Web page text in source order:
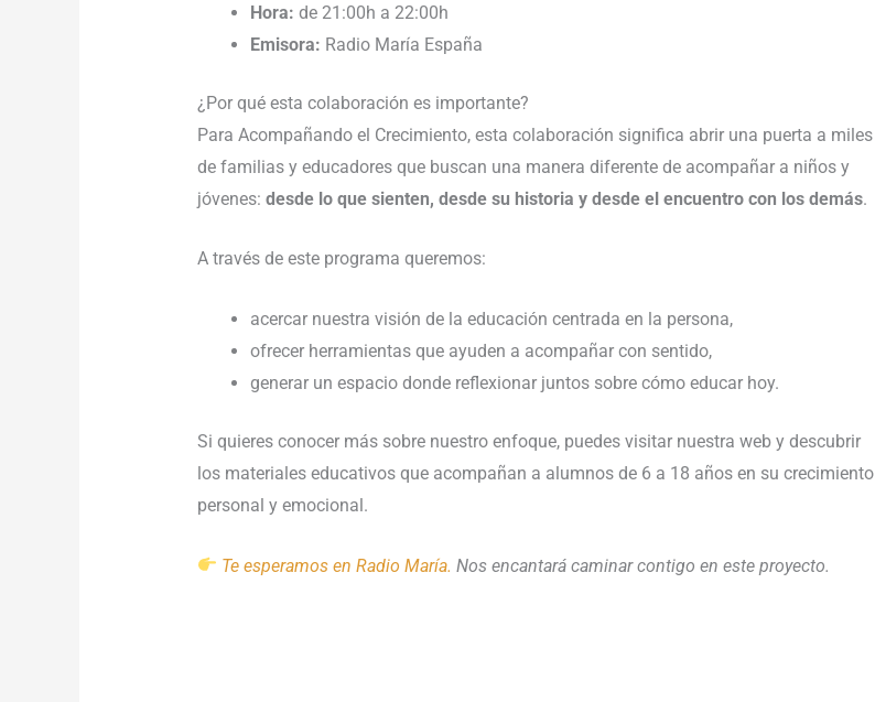
Hora: de 21:00h a 22:00h
Emisora: Radio María España
¿Por qué esta colaboración es importante?
Para Acompañando el Crecimiento, esta colaboración significa abrir una puerta a miles
de familias y educadores que buscan una manera diferente de acompañar a niños y
jóvenes: desde lo que sienten, desde su historia y desde el encuentro con los demás.
A través de este programa queremos:
acercar nuestra visión de la educación centrada en la persona,
ofrecer herramientas que ayuden a acompañar con sentido,
generar un espacio donde reflexionar juntos sobre cómo educar hoy.
Si quieres conocer más sobre nuestro enfoque, puedes visitar nuestra web y descubrir
los materiales educativos que acompañan a alumnos de 6 a 18 años en su crecimiento
personal y emocional.
Te esperamos en Radio María. Nos encantará caminar contigo en este proyecto.